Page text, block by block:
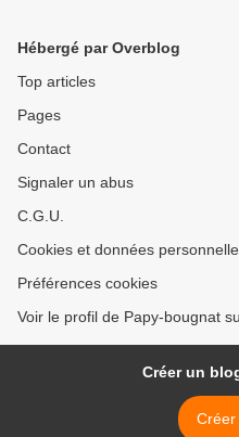
Hébergé par Overblog
Top articles
Pages
Contact
Signaler un abus
C.G.U.
Cookies et données
Préférences cookies
Voir le profil de Papy-bougnat
Créer un
Créer